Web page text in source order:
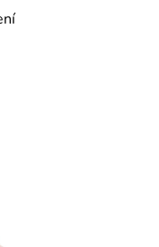
5 hvězdiček.